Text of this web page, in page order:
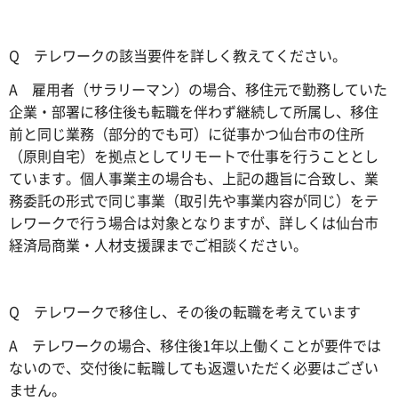
Q テレワークの該当要件を詳しく教えてください。
A 雇用者（サラリーマン）の場合、移住元で勤務していた
企業・部署に移住後も転職を伴わず継続して所属し、移住
前と同じ業務（部分的でも可）に従事かつ仙台市の住所
（原則自宅）を拠点としてリモートで仕事を行うこととし
ています。個人事業主の場合も、上記の趣旨に合致し、業
務委託の形式で同じ事業（取引先や事業内容が同じ）をテ
レワークで行う場合は対象となりますが、詳しくは仙台市
経済局商業・人材支援課までご相談ください。
Q テレワークで移住し、その後の転職を考えています
A テレワークの場合、移住後1年以上働くことが要件では
ないので、交付後に転職しても返還いただく必要はござい
ません。